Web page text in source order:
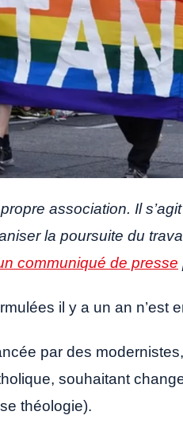
association. Il
la poursuite du
communiqué de presse
il y a un an n’est
par des
souhaitant
théologie).